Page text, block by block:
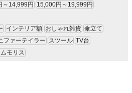
～14,999円
15,000円～19,999円
インテリア額 おしゃれ雑貨 傘立て
ファーテイラー スツール TV台
モリス